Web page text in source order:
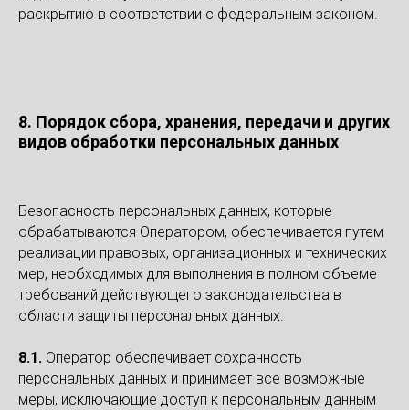
раскрытию в соответствии с федеральным законом.
8. Порядок сбора, хранения, передачи и других
видов обработки персональных данных
Безопасность персональных данных, которые
обрабатываются Оператором, обеспечивается путем
реализации правовых, организационных и технических
мер, необходимых для выполнения в полном объеме
требований действующего законодательства в
области защиты персональных данных.
8.1. Оператор обеспечивает сохранность
персональных данных и принимает все возможные
меры, исключающие доступ к персональным данным